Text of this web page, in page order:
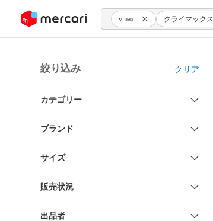
ツにスキップ vmax クライマックス
絞り込み クリア
カテゴリー
ブランド
サイズ
販売状況
出品者